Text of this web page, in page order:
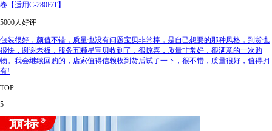
卷【适用C-280E/T】
5000人好评
包装很好，颜值不错，质量也没有问题宝贝非常棒，是自己想要的那种风格，到货也
很快，谢谢老板，服务五颗星宝贝收到了，很惊喜，质量非常好，很满意的一次购
物。我会继续回购的，店家值得信赖收到货后试了一下，很不错，质量很好，值得拥
有!
TOP
5